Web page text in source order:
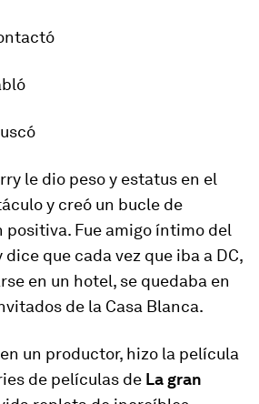
le dio peso y estatus en el
y creó un bucle de
Fue amigo íntimo del
que cada vez que iba a DC,
en un hotel, se quedaba en
de la Casa Blanca.
un productor, hizo la película
de películas de La gran